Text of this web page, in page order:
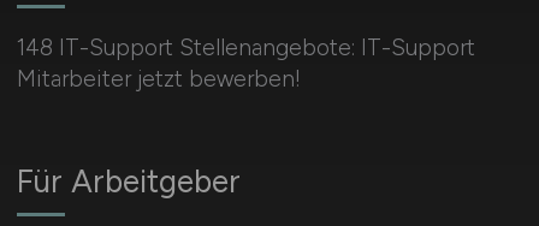
148 IT-Support Stellenangebote: IT-Support
Mitarbeiter jetzt bewerben!
Für Arbeitgeber